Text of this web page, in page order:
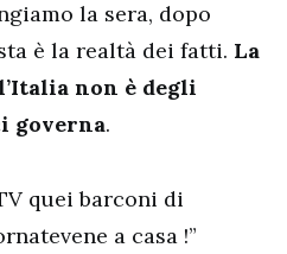
la sera, dopo
è la realtà dei fatti. La
non è degli
governa.
quei barconi di
a casa !”